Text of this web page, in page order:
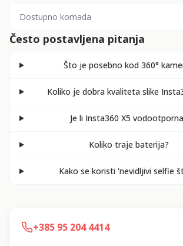
Dostupno komada
Često postavljena pitanja
Što je posebno kod 360°
Koliko je dobra kvaliteta slike
Je li Insta360 X5
Koliko traje baterija?
Kako se koristi 'nevidljivi selfie
+385 95 204 4414